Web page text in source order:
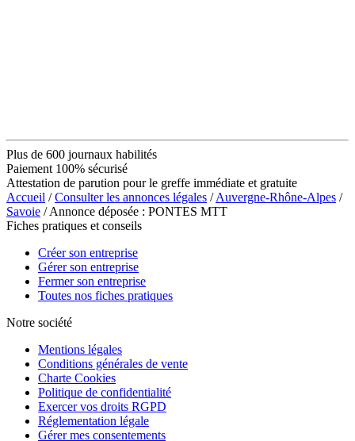
Plus de 600 journaux habilités
Paiement 100% sécurisé
Attestation de parution pour le greffe immédiate et gratuite
Accueil /Consulter les annonces légales /Auvergne-Rhône-Alpes /
Savoie / Annonce déposée : PONTES MTT
Fiches pratiques et conseils
Créer son entreprise
Gérer son entreprise
Fermer son entreprise
Toutes nos fiches pratiques
Notre société
Mentions légales
Conditions générales de vente
Charte Cookies
Politique de confidentialité
Exercer vos droits RGPD
Réglementation légale
Gérer mes consentements